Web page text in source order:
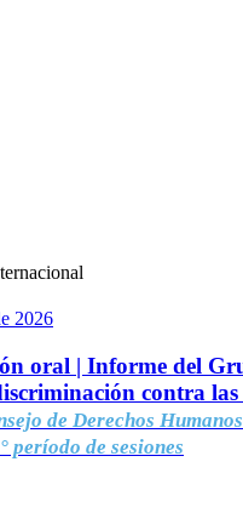
2026
oral | Informe del
contra las
de Derechos
período de sesiones